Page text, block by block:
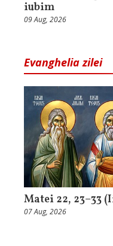
iubim
09 Aug, 2026
Evanghelia zilei
Matei 22, 23–33
07 Aug, 2026